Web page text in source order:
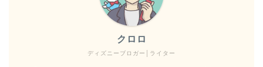
ディズニーブロガー│ライター
クロロ